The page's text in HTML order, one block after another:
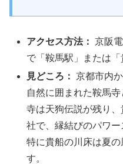
アクセス方法： 京阪
で「鞍馬駅」または「
見どころ： 京都市内
自然に囲まれた鞍馬
寺は天狗伝説が残り
社で、縁結びのパワー
特に貴船の川床は夏
す。